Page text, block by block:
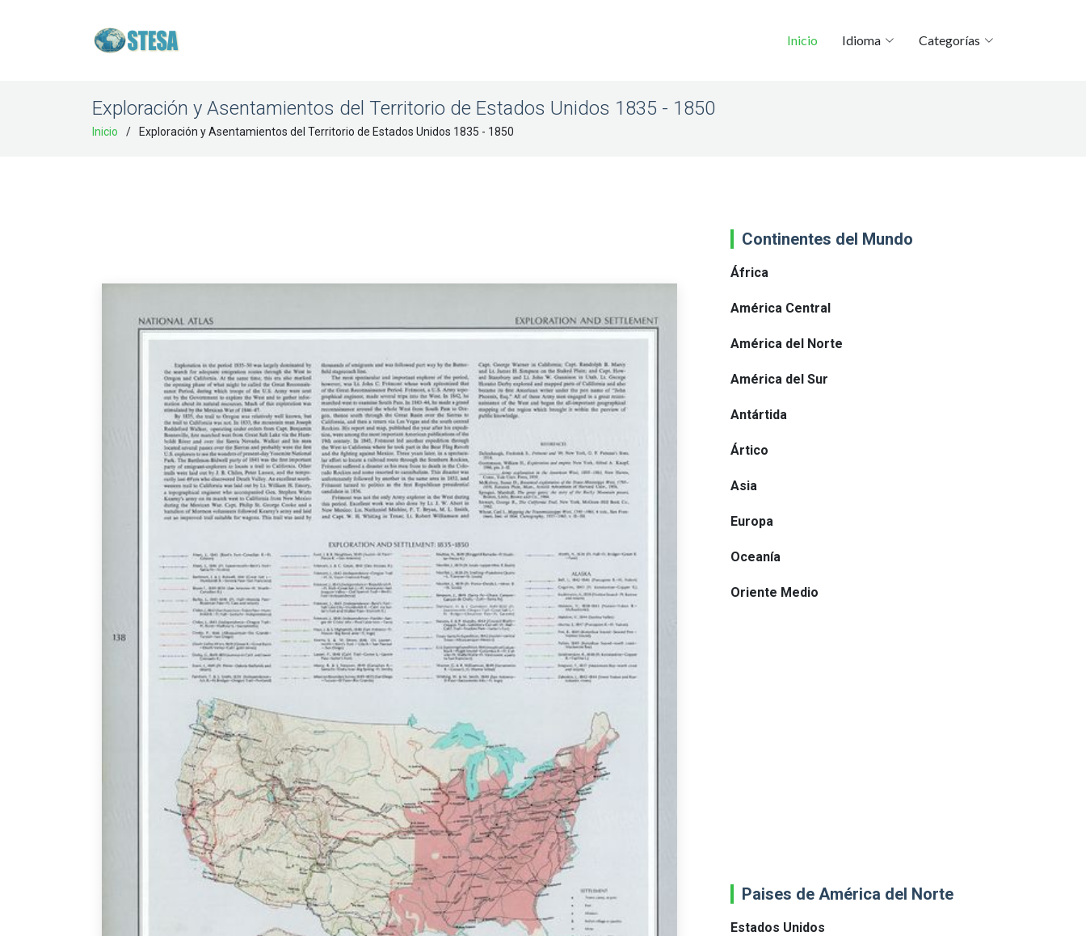
Inicio Idioma Categorías
Exploración y Asentamientos del Territorio de Estados Unidos 1835 - 1850
Inicio Exploración y Asentamientos del Territorio de Estados Unidos 1835 - 1850
Continentes del Mundo
África
América Central
América del Norte
América del Sur
Antártida
Ártico
Asia
Europa
Oceanía
Oriente Medio
Paises de América del Norte
Estados Unidos